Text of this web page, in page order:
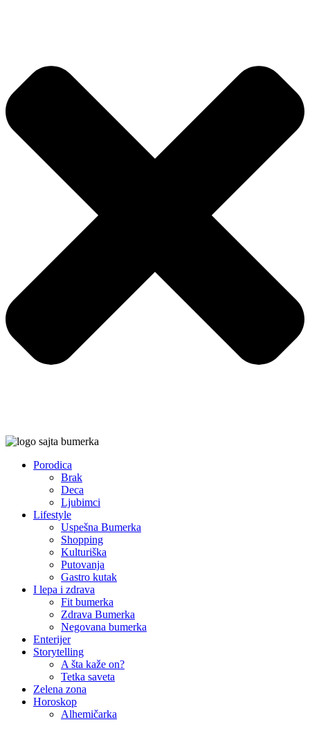
Porodica
Brak
Deca
Ljubimci
Lifestyle
Uspešna Bumerka
Shopping
Kulturiška
Putovanja
Gastro kutak
I lepa i zdrava
Fit bumerka
Zdrava Bumerka
Negovana bumerka
Enterijer
Storytelling
A šta kaže on?
Tetka saveta
Zelena zona
Horoskop
Alhemičarka